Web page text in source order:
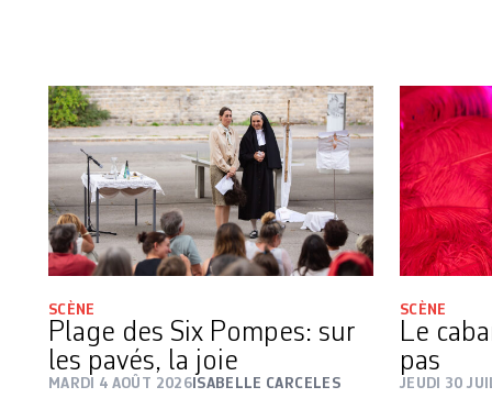
SCÈNE
Plage des Six Pompes: sur
les pavés, la joie
MARDI 4 AOÛT 2026ISABELLE CARCELES
SCÈNE
Le
pas
JEUDI 30